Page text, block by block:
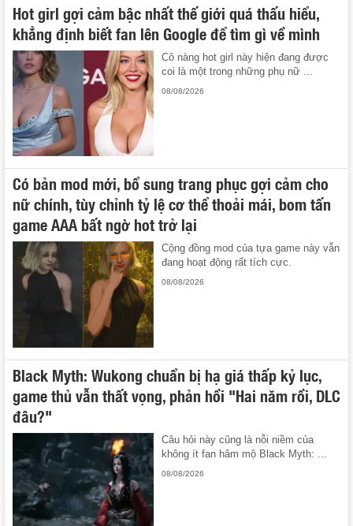
Hot girl gợi cảm bậc nhất thế giới quá thấu hiểu,
khẳng định biết fan lên Google để tìm gì về mình
Cô nàng hot girl này hiện đang được
coi là một trong những phụ nữ ...
08/08/2026
Có bản mod mới, bổ sung trang phục gợi cảm cho
nữ chính, tùy chỉnh tỷ lệ cơ thể thoải mái, bom tấn
game AAA bất ngờ hot trở lại
Cộng đồng mod của tựa game này vẫn
đang hoạt động rất tích cực.
08/08/2026
Black Myth: Wukong chuẩn bị hạ giá thấp kỷ lục,
game thủ vẫn thất vọng, phản hồi "Hai năm rồi, DLC
đâu?"
Câu hỏi này cũng là nỗi niềm của
không ít fan hâm mộ Black Myth: ...
08/08/2026